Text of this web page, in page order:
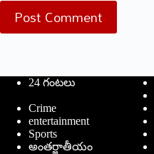
Post Comment
24 గంటలు
Crime
entertainment
Sports
అంతర్జాతీయం